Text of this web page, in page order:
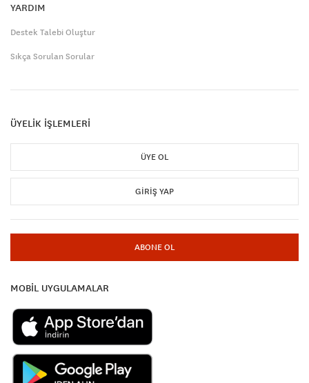
YARDIM
Destek Talebi Oluştur
Sıkça Sorulan Sorular
ÜYELİK İŞLEMLERİ
ÜYE OL
GIRIŞ YAP
ABONE OL
MOBİL UYGULAMALAR